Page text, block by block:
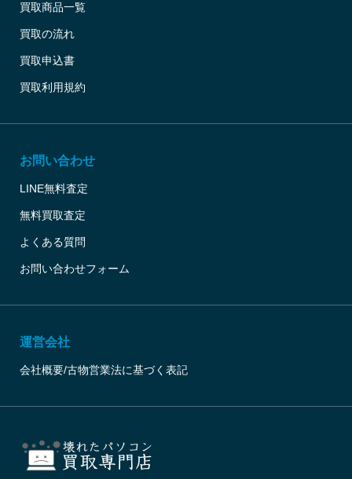
買取商品一覧
買取の流れ
買取申込書
買取利用規約
お問い合わせ
LINE無料査定
無料買取査定
よくある質問
お問い合わせフォーム
運営会社
会社概要/古物営業法に基づく表記